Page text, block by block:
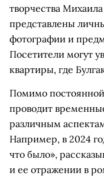
творчества
представлены
фотографии и
Посетители могут
квартиры, где
Помимо
проводит
различным
Например, в 2024
что было»,
и ее отражении в